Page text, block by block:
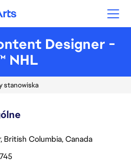
Arts
Designer -
NHL
stanowiska
British Columbia, Canada